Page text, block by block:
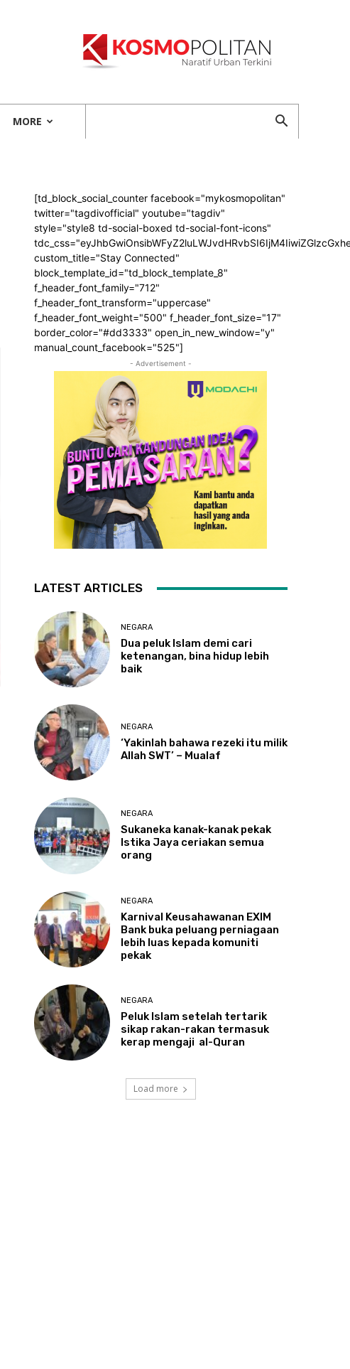
MORE
[td_block_social_counter facebook="mykosmopolitan"
twitter="tagdivofficial" youtube="tagdiv"
style="style8 td-social-boxed td-social-font-icons"
custom_title="Stay Connected"
block_template_id="td_block_template_8"
f_header_font_family="712"
f_header_font_transform="uppercase"
f_header_font_weight="500" f_header_font_size="17"
border_color="#dd3333" open_in_new_window="y"
manual_count_facebook="525"]
- Advertisement -
LATEST ARTICLES
NEGARA
Dua peluk Islam demi cari
ketenangan, bina hidup lebih
baik
NEGARA
‘Yakinlah bahawa rezeki itu milik
Allah SWT’ – Mualaf
NEGARA
Sukaneka kanak-kanak pekak
Istika Jaya ceriakan semua
orang
NEGARA
Karnival Keusahawanan EXIM
Bank buka peluang perniagaan
lebih luas kepada komuniti
pekak
NEGARA
PelukIslam setelah tertarik
sikap rakan-rakan termasuk
kerap mengaji al-Quran
Load more